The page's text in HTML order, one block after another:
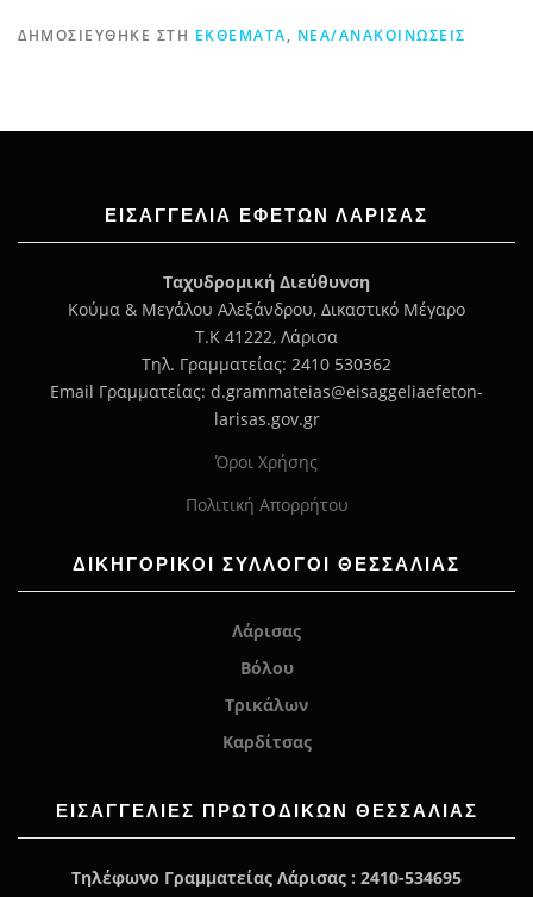
ΔΗΜΟΣΙΕΎΘΗΚΕ ΣΤΗ ΕΚΘΈΜΑΤΑ, ΝΈΑ/ΑΝΑΚΟΙΝΏΣΕΙΣ
ΕΙΣΑΓΓΕΛΊΑ ΕΦΕΤΏΝ ΛΆΡΙΣΑΣ
Ταχυδρομική Διεύθυνση
Κούμα & Μεγάλου Αλεξάνδρου, Δικαστικό Μέγαρο
Τ.Κ 41222, Λάρισα
Τηλ. Γραμματείας: 2410 530362
Email Γραμματείας: d.grammateias@eisaggeliaefeton-
larisas.gov.gr
Όροι Χρήσης
Πολιτική Απορρήτου
ΔΙΚΗΓΟΡΙΚΟΙ ΣΥΛΛΟΓΟΙ ΘΕΣΣΑΛΙΑΣ
Λάρισας
Βόλου
Τρικάλων
Καρδίτσας
ΕΙΣΑΓΓΕΛΊΕΣ ΠΡΩΤΟΔΙΚΏΝ ΘΕΣΣΑΛΙΑΣ
Τηλέφωνο Γραμματείας Λάρισας : 2410-534695